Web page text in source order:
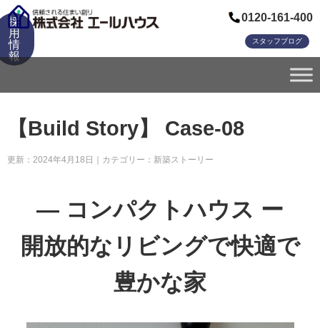
採
用
情
報
スタッフブログ
0120-161-400
【Build Story】 Case-08
更新：2024年4月18日｜カテゴリー： 新築ストーリー
― コンパクトハウス ー
開放的なリビングで快適で
豊かな家